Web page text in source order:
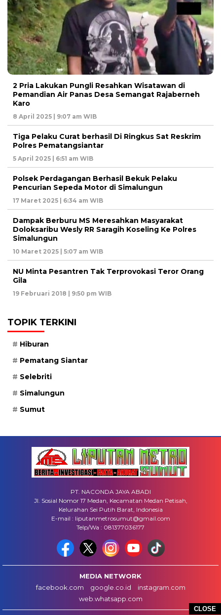
CLOSE
2 Pria Lakukan Pungli Resahkan Wisatawan di
Pemandian Air Panas Desa Semangat Rajaberneh
Karo
8 April 2025 | 9:07 am WIB
Tiga Pelaku Curat berhasil Di Ringkus Sat Reskrim
Polres Pematangsiantar
5 April 2025 | 6:51 am WIB
Polsek Perdagangan Berhasil Bekuk Pelaku
Pencurian Sepeda Motor di Simalungun
17 Maret 2025 | 6:34 am WIB
Dampak Berburu MS Meresahkan Masyarakat
Doloksaribu Wesly RR Saragih Koseling Ke Polres
Simalungun
10 Maret 2025 | 5:07 am WIB
NU Minta Pesantren Tak Terprovokasi Teror Orang
Gila
19 Februari 2018 | 9:50 pm WIB
TOPIK TERKINI
Hiburan
Pematang Siantar
Selebriti
Simalungun
Sumut
PT. NACONDA JAYA ABADI
Jl. Sosial Nomor 17 Medan, Kecamatan Medan Petisah,
Kelurahan Sei Putih Barat, Indonesia
E-mail : liputanmetrosumut@gmail.com
Telp/Wa : 081377036177
MEDIA NETWORK
facebook.com
google.co.id
instagram.com
web.whatsapp.com